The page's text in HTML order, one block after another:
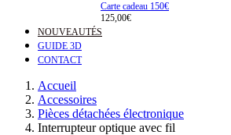
Carte cadeau 150€
125,00€
NOUVEAUTÉS
GUIDE 3D
CONTACT
Accueil
Accessoires
Pièces détachées électronique
Interrupteur optique avec fil